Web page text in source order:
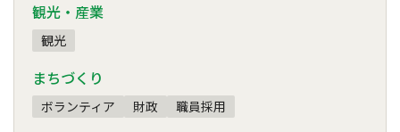
観光・産業
観光
まちづくり
ボランティア 財政 職員採用